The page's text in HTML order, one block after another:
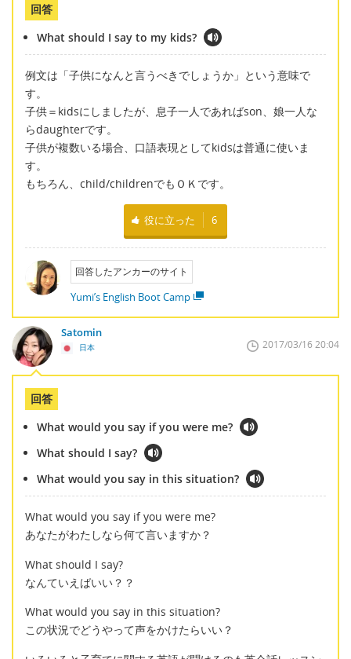
回答
What should I say to my kids?
例文は「子供になんと言うべきでしょうか」という意味で
す。
子供＝kidsにしましたが、息子一人であればson、娘一人な
らdaughterです。
子供が複数いる場合、口語表現としてkidsは普通に使いま
す。
もちろん、child/childrenでもＯＫです。
役に立った 6
回答したアンカーのサイト
Yumi’s English Boot Camp
Satomin
日本 2017/03/16 20:04
回答
What would you say if you were me?
What should I say?
What would you say in this situation?
What would you say if you were me?
あなたがわたしなら何て言いますか？
What should I say?
なんていえばいい？？
What would you say in this situation?
この状況でどうやって声をかけたらいい？